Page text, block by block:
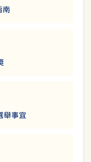
南
舉事宜